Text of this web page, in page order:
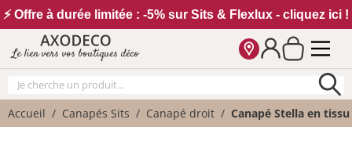
⚡ Offre à durée limitée : -5% sur Sits & Flexlux - cliquez ici !
Le lien vers vos boutiques déco
Accueil Canapés Sits Canapé droit Canapé Stella en
Vos paramètres cookies